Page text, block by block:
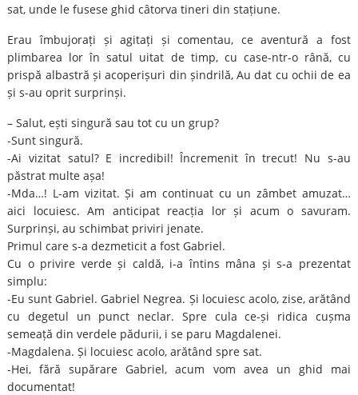
sat, unde le fusese ghid câtorva tineri din stațiune.
Erau îmbujorați și agitați și comentau, ce aventură a fost
plimbarea lor în satul uitat de timp, cu case-ntr-o rână, cu
prispă albastră și acoperișuri din șindrilă, Au dat cu ochii de ea
și s-au oprit surprinși.
– Salut, ești singură sau tot cu un grup?
-Sunt singură.
-Ai vizitat satul? E incredibil! Încremenit în trecut! Nu s-au
păstrat multe așa!
-Mda…! L-am vizitat. Și am continuat cu un zâmbet amuzat…
aici locuiesc. Am anticipat reacția lor și acum o savuram.
Surprinși, au schimbat priviri jenate.
Primul care s-a dezmeticit a fost Gabriel.
Cu o privire verde și caldă, i-a întins mâna și s-a prezentat
simplu:
-Eu sunt Gabriel. Gabriel Negrea. Și locuiesc acolo, zise, arătând
cu degetul un punct neclar. Spre cula ce-și ridica cușma
semeață din verdele pădurii, i se paru Magdalenei.
-Magdalena. Și locuiesc acolo, arătând spre sat.
-Hei, fără supărare Gabriel, acum vom avea un ghid mai
documentat!